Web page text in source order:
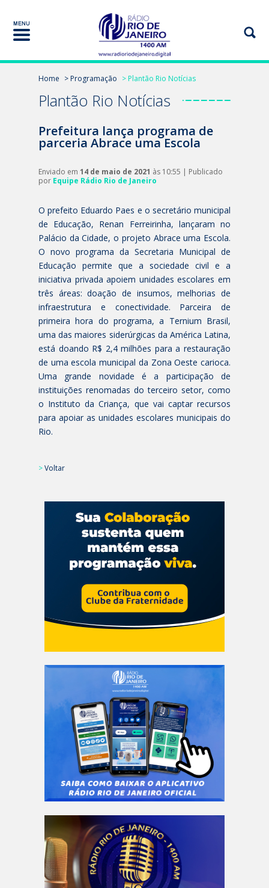
Home > Programação > Plantão Rio Notícias
Plantão Rio Notícias
Prefeitura lança programa de
parceria Abrace uma Escola
Enviado em 14 de maio de 2021 às 10:55 | Publicado
por Equipe Rádio Rio de Janeiro
O prefeito Eduardo Paes e o secretário municipal
de Educação, Renan Ferreirinha, lançaram no
Palácio da Cidade, o projeto Abrace uma Escola.
O novo programa da Secretaria Municipal de
Educação permite que a sociedade civil e a
iniciativa privada apoiem unidades escolares em
três áreas: doação de insumos, melhorias de
infraestrutura e conectividade. Parceira de
primeira hora do programa, a Ternium Brasil,
uma das maiores siderúrgicas da América Latina,
está doando R$ 2,4 milhões para a restauração
de uma escola municipal da Zona Oeste carioca.
Uma grande novidade é a participação de
instituições renomadas do terceiro setor, como
o Instituto da Criança, que vai captar recursos
para apoiar as unidades escolares municipais do
Rio.
>Voltar